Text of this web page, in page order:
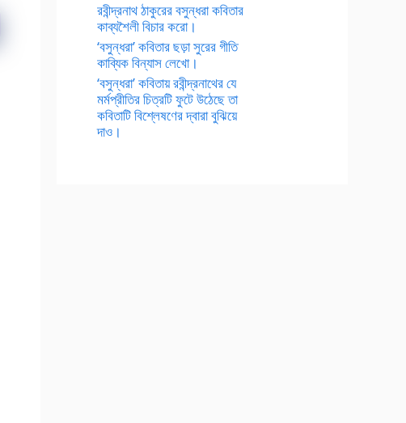
রবীন্দ্রনাথ ঠাকুরের বসুন্ধরা কবিতার
কাব্যশৈলী বিচার করো।
‘বসুন্ধরা’ কবিতার ছড়া সুরের গীতি
কাব্যিক বিন্যাস লেখো।
‘বসুন্ধরা’ কবিতায় রবীন্দ্রনাথের যে
মর্মপ্রীতির চিত্রটি ফুটে উঠেছে তা
কবিতাটি বিশ্লেষণের দ্বারা বুঝিয়ে
দাও।